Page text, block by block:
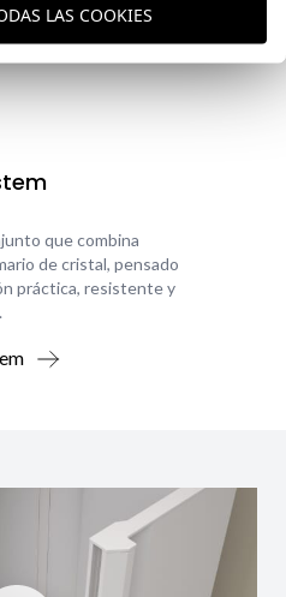
que combina
de cristal, pensado
práctica, resistente y
LAS COOKIES